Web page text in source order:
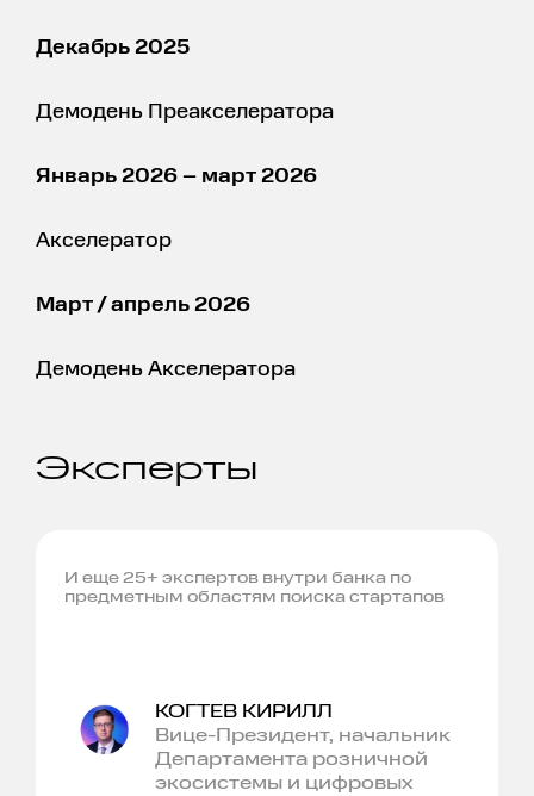
Декабрь 2025
Демодень Преакселератора
Январь 2026 – март 2026
Акселератор
Март / апрель 2026
Демодень Акселератора
Эксперты
И еще 25+ экспертов внутри банка по
предметным областям поиска стартапов
КОГТЕВ КИРИЛЛ
Вице-Президент, начальник
Департамента розничной
экосистемы и цифровых